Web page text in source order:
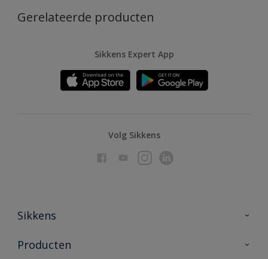
Gerelateerde producten
Sikkens Expert App
Volg Sikkens
Sikkens
Over Sikkens
Producten